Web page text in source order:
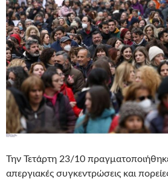
Την Τετάρτη 23/10
απεργιακές συγκεντρώσεις και